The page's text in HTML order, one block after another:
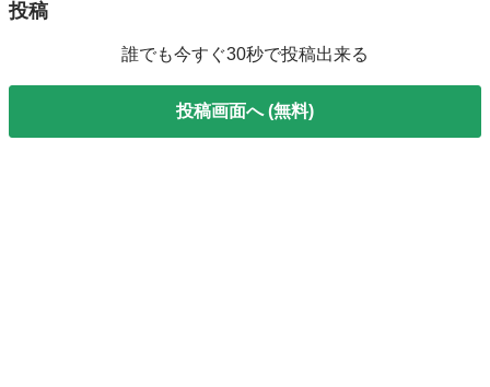
投稿
誰でも今すぐ30秒で投稿出来る
投稿画面へ (無料)